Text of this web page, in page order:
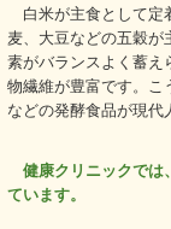
白米が主食として定
麦、大豆などの五穀
素がバランスよく蓄え
物繊維が豊富です。こ
などの発酵食品が現代
健康クリニックで
ています。